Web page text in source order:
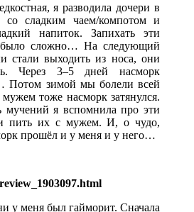
я разводила дочери в
сладким чаем/компотом и
напиток. Запихать эти
было сложно… На следующий
стали выходить из носа, они
Через 3–5 дней насморк
Потом зимой мы болели всей
тоже насморк затянулся.
мучений я вспомнила про эти
пить их с мужем. И, о чудо,
прошёл и у меня и у него…
у меня был гайморит. Сначала